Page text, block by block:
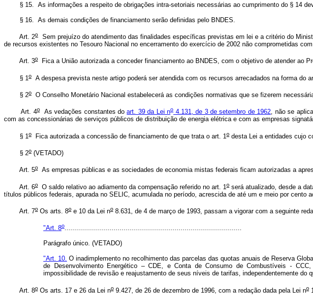
§ 15. As informações a respeito de obrigações intra-setoriais necessárias ao cumprimento do § 14
§ 16. As demais condições de financiamento serão definidas pelo BNDES.
Art. 2oSem prejuízo do atendimento das finalidades específicas previstas em lei e a critério do
de recursos existentes no Tesouro Nacional no encerramento do exercício de 2002 não comprometidas
Art. 3o Fica a União autorizada a conceder financiamento ao BNDES, com o objetivo de atender ao
§ 1o A despesa prevista neste artigo poderá ser atendida com os recursos arrecadados na forma do
§ 2o O Conselho Monetário Nacional estabelecerá as condições normativas que se fizerem
Art. 4oAs vedações constantes doart. 39 da Lei no4.131, de 3 de setembro de 1962, não se
com as concessionárias de serviços públicos de distribuição de energia elétrica e com as empresas
§ 1o Fica autorizada a concessão de financiamento de que trata o art. 1o desta Lei a entidades cujo
§ 2o (VETADO)
Art. 5o As empresas públicas e as sociedades de economia mistas federais ficam autorizadas a
Art. 6o O saldo relativo ao adiamento da compensação referido no art. 1o será atualizado, desde a
títulos públicos federais, apurada no SELIC, acumulada no período, acrescida de até um e meio por cento
Art. 7o Os arts. 8o e 10 da Lei no 8.631, de 4 de março de 1993, passam a vigorar com a seguinte
"Art. 8o..........................................................................................
Parágrafo único. (VETADO)
"Art. 10. O inadimplemento no recolhimento das parcelas das quotas anuais de Reserva
de Desenvolvimento Energético – CDE, e Conta de Consumo de Combustíveis -
impossibilidade de revisão e reajustamento de seus níveis de tarifas, independentemente
Art. 8o Os arts. 17 e 26 da Lei no 9.427, de 26 de dezembro de 1996, com a redação dada pela Lei no